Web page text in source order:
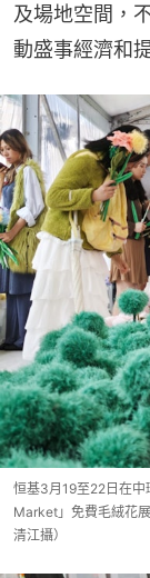
及場地空間，
動盛事經濟和
恒基3月19至22日在
Market」免費毛絨花
清江攝）